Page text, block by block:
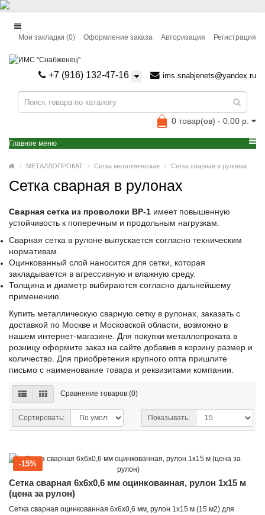
Авторизация Регистрация
Мои закладки (0) Оформление заказа
+7 (916) 132-47-16 ims.snabjenets@yandex.ru
0 товар(ов) - 0.00 р.
Главное меню
МЕТАЛЛОПРОКАТ Сетка металлическая Сетка сварная в рулонах
Сетка сварная в рулонах
Сварная сетка из проволоки ВР-1 имеет повышенную
устойчивость к поперечным и продольным нагрузкам.
Сварная сетка в рулоне выпускается согласно техническим
нормативам.
Оцинкованный слой наносится для сетки, которая
закладывается в агрессивную и влажную среду.
Толщина и диаметр выбираются согласно дальнейшему
применению.
Купить металлическую сварную сетку в рулонах, заказать с
доставкой по Москве и Московской области, возможно в
нашем интернет-магазине. Для покупки металлопроката в
розницу оформите заказ на сайте добавив в корзину размер и
количество. Для приобретения крупного опта пришлите
письмо с наименование товара и реквизитами компании.
Сравнение товаров (0)
Сортировать: Показывать:
Сетка сварная 6x6x0,6 мм оцинкованная, рулон 1x15 м
(цена за рулон)
Сетка сварная оцинкованная 6х6х0,6 мм, рулон 1х15 м (15 м2) для
-15%